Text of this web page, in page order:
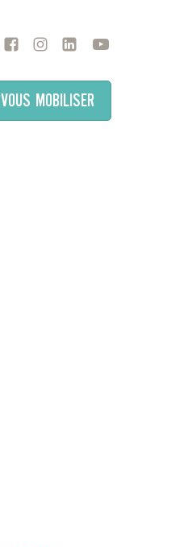
VOUS MOBILISER